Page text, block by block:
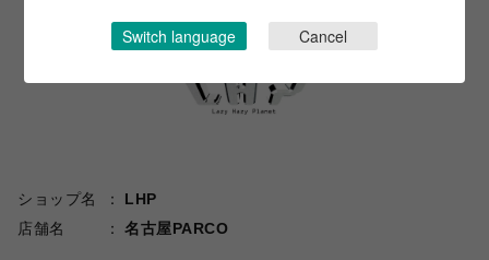
ショップ名
LHP
店舗名
名古屋PARCO
Switch language Cancel